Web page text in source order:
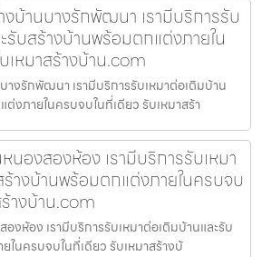
บ้านบางรักพัฒนา เรามีบริการรับ
รับสร้างบ้านพร้อมตกแต่งภายใน
หมาสร้างบ้าน.com
างรักพัฒนา เรามีบริการรับเหมาต่อเติมบ้าน
งภายในครบจบในที่เดียว รับเหมาสร้า
นองสองห้อง เรามีบริการรับเหมา
างบ้านพร้อมตกแต่งภายในครบจบ
างบ้าน.com
งห้อง เรามีบริการรับเหมาต่อเติมบ้านและรับ
ในครบจบในที่เดียว รับเหมาสร้างบ้